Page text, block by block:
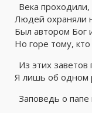
Века
Людей охраняли
Был автором
Но горе тому,
Из этих заветов
Я лишь об одном
Заповедь о